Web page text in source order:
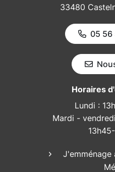
33480
05 56
Horaires
Lundi :
Mardi -
J'emménage